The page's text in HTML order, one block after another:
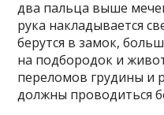
два пальца выше
рука накладывается
берутся в замок,
на подбородок и
переломов грудины и
должны проводиться